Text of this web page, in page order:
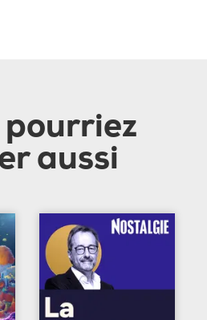
pourriez
aussi